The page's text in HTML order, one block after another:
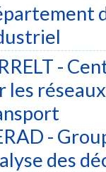
-
les
-
des